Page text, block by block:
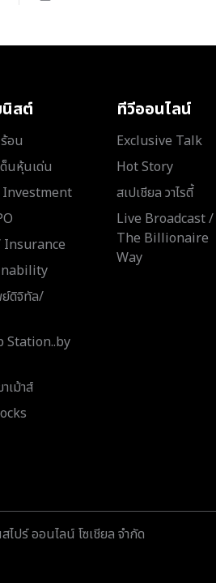
สต์
อน
นหุ้นเด่น
Insurance
ดิจิทัล/
Station..by
เม้าส์
ทีวีออนไลน์
Exclusive Talk
Hot Story
สเปเชียล วาไรตี้
Live Broadcast /
The Billionaire
Way
ร์ ออนไลน์ โซเชียล จำกัด